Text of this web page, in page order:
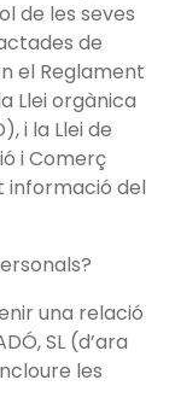
de les seves
de
el Reglament
Llei orgànica
i la Llei de
i Comerç
informació del
una relació
SL (d’ara
les